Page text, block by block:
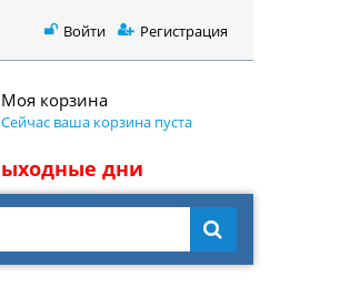
Войти Регистрация
Моя корзина
Сейчас ваша корзина пуста
дни